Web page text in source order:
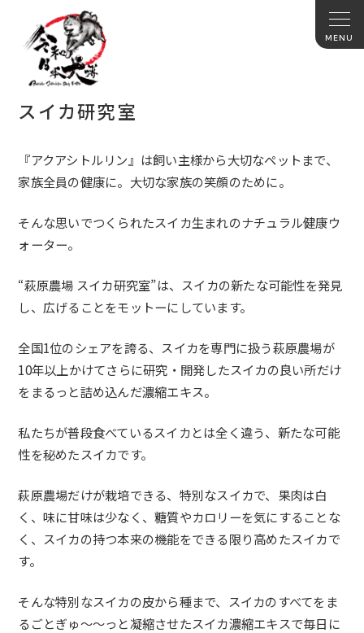
スイカ研究室
『アクアシトルリン』は飼い主様から大切なペットまで、
家族全員の健康に。大切な家族の笑顔のために。
そんな思いでつくられたスイカ生まれのナチュラル健康ウ
ォーター。
“萩原農場 スイカ研究室”は、スイカの新たな可能性を発見
し、広げることをモットーにしています。
全国1位のシェアを誇る、スイカを専門に扱う萩原農場が
10年以上かけてさらに研究・開発したスイカの良い所だけ
をまるっと詰め込んだ濃縮エキス。
私たちが普段食べているスイカとは全く違う、新たな可能
性を秘めたスイカです。
萩原農場だけが栽培できる、特別なスイカで、果肉は白
く、味に甘味は少なく、糖質やカロリーを気にすることな
く、スイカの持つ本来の機能をできる限り高めたスイカで
す。
そんな特別なスイカの皮から種まで、スイカのすべてをま
るごとぎゅ～～っと凝縮させたスイカ濃縮エキスで毎日に